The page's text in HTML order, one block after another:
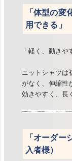
「体型の変
用できる」
「軽く、動きや
ニットシャツは
がなく、伸縮性
効きやすく、長
「オーダー
入者様）